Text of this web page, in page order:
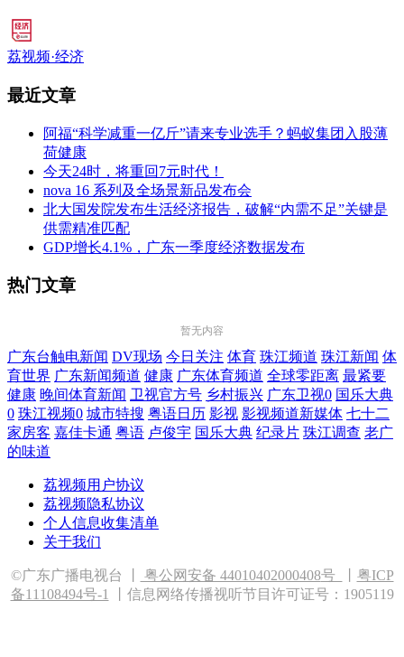
荔视频·经济
最近文章
阿福“科学减重一亿斤”请来专业选手？蚂蚁集团入股薄
荷健康
今天24时，将重回7元时代！
nova 16 系列及全场景新品发布会
北大国发院发布生活经济报告，破解“内需不足”关键是
供需精准匹配
GDP增长4.1%，广东一季度经济数据发布
热门文章
暂无内容
广东台触电新闻 DV现场 今日关注 体育 珠江频道 珠江新闻 体
育世界 广东新闻频道 健康 广东体育频道 全球零距离 最紧要
健康 晚间体育新闻 卫视官方号 乡村振兴 广东卫视0 国乐大典
0 珠江视频0 城市特搜 粤语日历 影视 影视频道新媒体 七十二
家房客 嘉佳卡通 粤语 卢俊宇 国乐大典 纪录片 珠江调查 老广
的味道
荔视频用户协议
荔视频隐私协议
个人信息收集清单
关于我们
©广东广播电视台 丨 粤公网安备 44010402000408号
粤ICP
备11108494号-1
丨信息网络传播视听节目许可证号：1905119